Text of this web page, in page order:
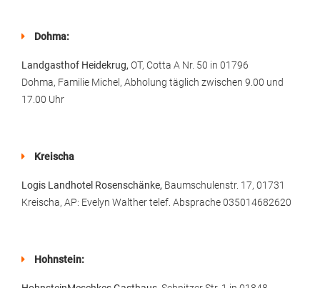
Dohma:
Landgasthof Heidekrug, OT, Cotta A Nr. 50 in 01796
Dohma, Familie Michel, Abholung täglich zwischen 9.00 und
17.00 Uhr
Kreischa
Logis Landhotel Rosenschänke, Baumschulenstr. 17, 01731
Kreischa, AP: Evelyn Walther telef. Absprache 035014682620
Hohnstein: